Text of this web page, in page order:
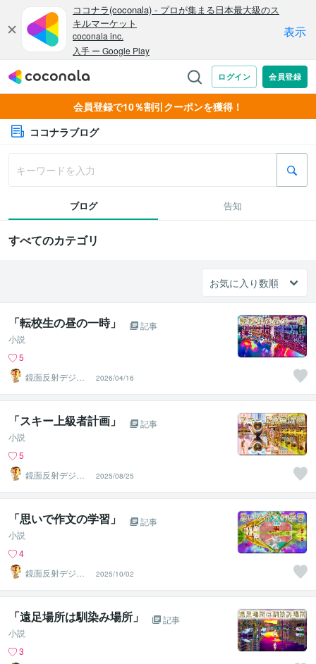
会員登録で10％割引クーポンを獲得！
ココナラブログ
ブログ 告知
すべてのカテゴリ
「転校生の昼の一時」
記事
小説
5
鏡面反射デジタ
ルアート製作所
（鈴木穣）
2026/04/16
「スキー上級者計画」
記事
小説
5
鏡面反射デジタ
ルアート製作所
（鈴木穣）
2025/08/25
「思いで作文の学習」
記事
小説
4
鏡面反射デジタ
ルアート製作所
（鈴木穣）
2025/10/02
「遠足場所は馴染み場所」
記事
小説
3